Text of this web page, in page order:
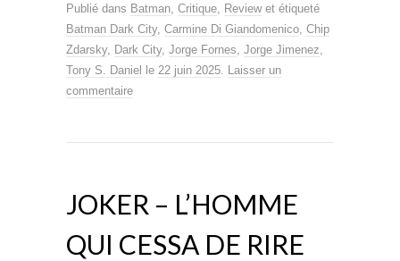
Publié dans Batman Critique Reviewet étiqueté
Batman Dark City, Carmine Di Giandomenico Chip
Zdarsky, Dark City, Jorge Fornes Jorge Jimenez
Tony S. Daniel
le 22 juin 2025
Laisser un
commentaire
JOKER – L’HOMME
QUI CESSA DE RIRE